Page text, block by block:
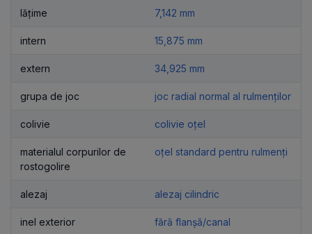
lățime 7,142 mm
intern 15,875 mm
extern 34,925 mm
grupa de joc joc radial normal al rulmenților
colivie colivie oțel
materialul corpurilor de
rostogolire
oțel standard pentru rulmenți
alezaj alezaj cilindric
inel exterior fără flanșă/canal